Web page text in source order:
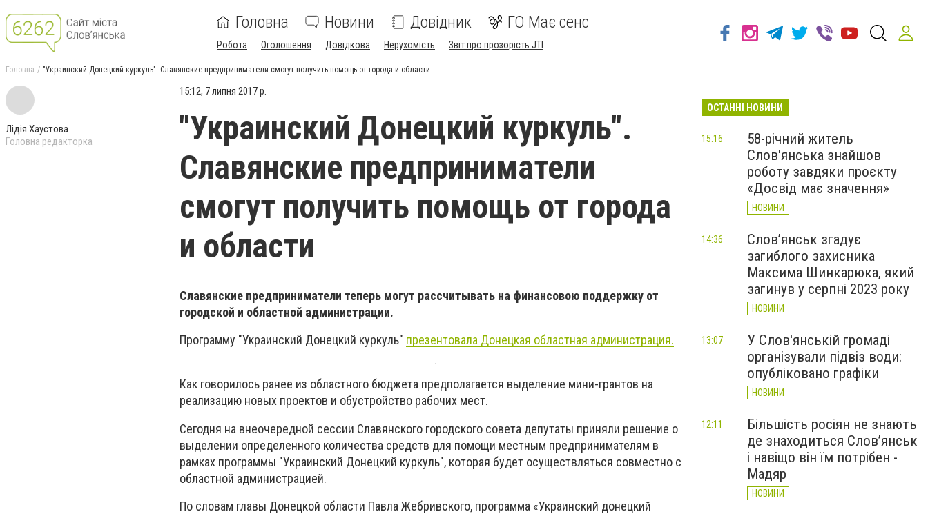
Головна Новини Довідник ГО Має сенс
Робота Оголошення Довідкова Нерухомість Звіт про прозорість JTI
Головна "Украинский Донецкий куркуль". Славянские предприниматели смогут получить помощь от города и области
Лідія Хаустова
Головна редакторка
15:12, 7 липня 2017 р.
"Украинский Донецкий куркуль".
Славянские предприниматели
смогут получить помощь от города
и области
Славянские предприниматели теперь могут рассчитывать на финансовою поддержку от
городской и областной администрации.
Программу "Украинский Донецкий куркуль" презентовала Донецкая областная администрация.
Как говорилось ранее из областного бюджета предполагается выделение мини-грантов на
реализацию новых проектов и обустройство рабочих мест.
Сегодня на внеочередной сессии Славянского городского совета депутаты приняли решение о
выделении определенного количества средств для помощи местным предпринимателям в
рамках программы "Украинский Донецкий куркуль", которая будет осуществляться совместно с
областной администрацией.
По словам главы Донецкой области Павла Жебривского, программа «Украинский донецкий
ОСТАННІ НОВИНИ
58-річний житель
Слов'янська знайшов
роботу завдяки проєкту
«Досвід має значення»
НОВИНИ
15:16
Слов’янськ згадує
загиблого захисника
Максима Шинкарюка, який
загинув у серпні 2023 року
НОВИНИ
14:36
У Слов'янській громаді
організували підвіз води:
опубліковано графіки
НОВИНИ
13:07
Більшість росіян не знають
де знаходиться Слов’янськ
і навіщо він їм потрібен -
Мадяр
НОВИНИ
12:11